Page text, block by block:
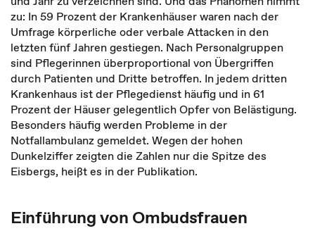
zu: In 59 Prozent der Krankenhäuser waren nach der
Umfrage körperliche oder verbale Attacken in den
letzten fünf Jahren gestiegen. Nach Personalgruppen
sind Pflegerinnen überproportional von Übergriffen
durch Patienten und Dritte betroffen. In jedem dritten
Krankenhaus ist der Pflegedienst häufig und in 61
Prozent der Häuser gelegentlich Opfer von Belästigung.
Besonders häufig werden Probleme in der
Notfallambulanz gemeldet. Wegen der hohen
Dunkelziffer zeigten die Zahlen nur die Spitze des
Eisbergs, heißt es in der Publikation.
Einführung von Ombudsfrauen